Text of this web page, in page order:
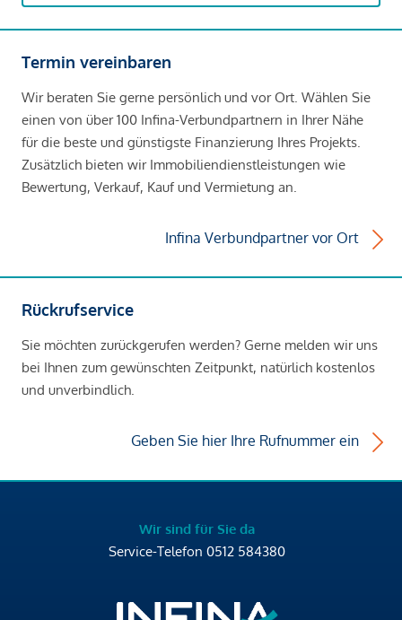
Termin vereinbaren
Wir beraten Sie gerne persönlich und vor Ort. Wählen Sie
einen von über 100 Infina-Verbundpartnern in Ihrer Nähe
für die beste und günstigste Finanzierung Ihres Projekts.
Zusätzlich bieten wir Immobiliendienstleistungen wie
Bewertung, Verkauf, Kauf und Vermietung an.
Infina Verbundpartner vor Ort
Rückrufservice
Sie möchten zurückgerufen werden? Gerne melden wir uns
bei Ihnen zum gewünschten Zeitpunkt, natürlich kostenlos
und unverbindlich.
Geben Sie hier Ihre Rufnummer ein
Wir sind für Sie da
Service-Telefon 0512 584380